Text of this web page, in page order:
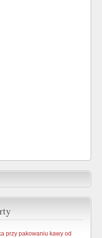
przy pakowaniu kawy od